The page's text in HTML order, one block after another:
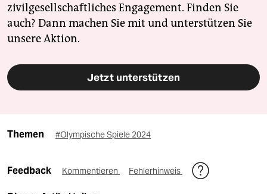
zivilgesellschaftliches Engagement. Finden Sie
auch? Dann machen Sie mit und unterstützen Sie
unsere Aktion.
Jetzt unterstützen
Themen #Olympische Spiele 2024
Feedback Kommentieren Fehlerhinweis